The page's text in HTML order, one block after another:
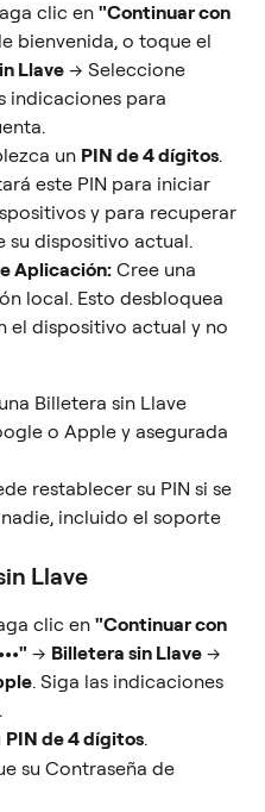
clic en "Continuar con
bienvenida, o toque el
Llave → Seleccione
indicaciones para
un PIN de 4 dígitos.
este PIN para iniciar
y para recuperar
su dispositivo actual.
Aplicación: Cree una
local. Esto desbloquea
el dispositivo actual y no
Billetera sin Llave
o Apple y asegurada
restablecer su PIN si se
incluido el soporte
Llave
clic en "Continuar con
→ Billetera sin Llave →
. Siga las indicaciones
PIN de 4 dígitos.
su Contraseña de